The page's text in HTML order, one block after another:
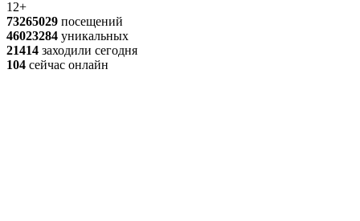
12+
73265029 посещений
46023284 уникальных
21414 заходили сегодня
104 сейчас онлайн